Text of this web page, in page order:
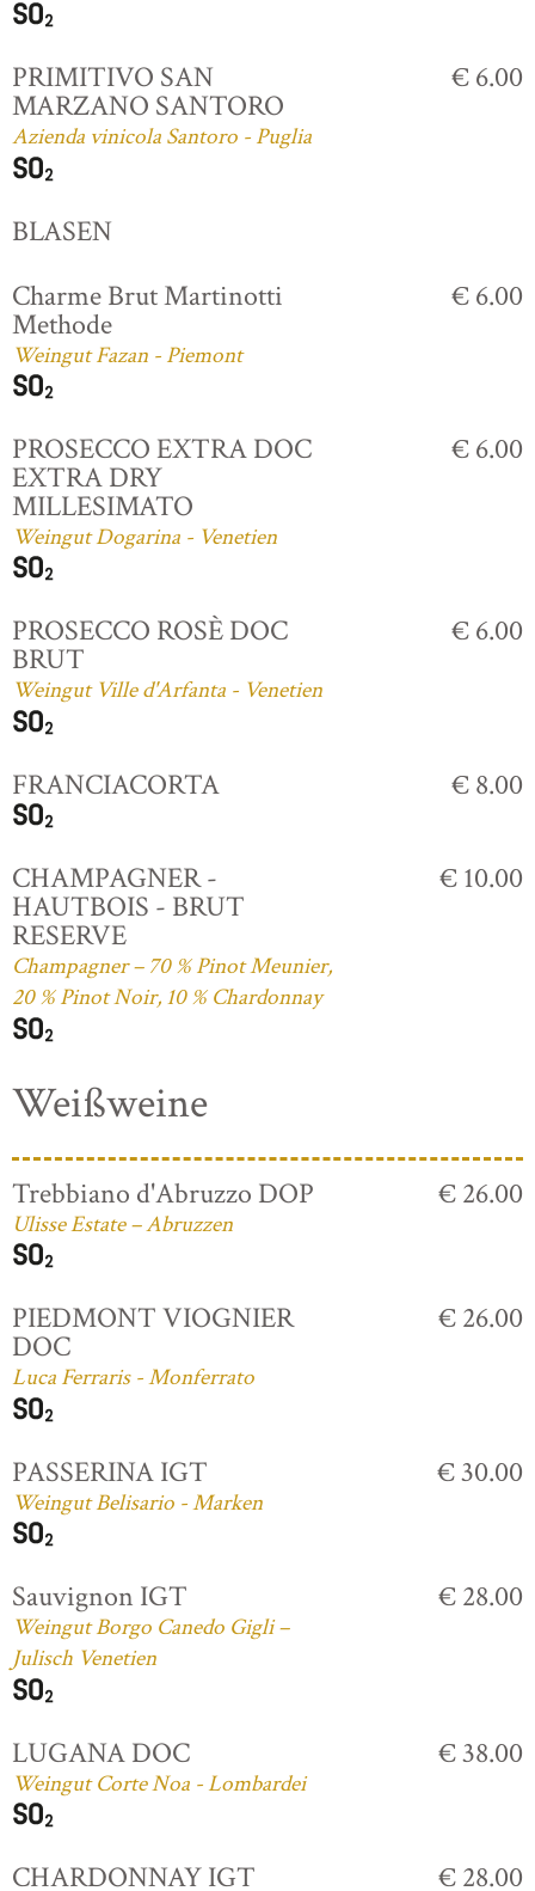
PRIMITIVO SAN
MARZANO SANTORO
Azienda vinicola Santoro - Puglia
€ 6.00
BLASEN
Charme Brut Martinotti
Methode
Weingut Fazan - Piemont
€ 6.00
PROSECCO EXTRA DOC
EXTRA DRY
MILLESIMATO
Weingut Dogarina - Venetien
€ 6.00
PROSECCO ROSÈ DOC
BRUT
Weingut Ville d'Arfanta - Venetien
€ 6.00
FRANCIACORTA € 8.00
CHAMPAGNER -
HAUTBOIS - BRUT
RESERVE
Champagner – 70 % Pinot Meunier,
20 % Pinot Noir, 10 % Chardonnay
€ 10.00
Weißweine
Trebbiano d'Abruzzo DOP
Ulisse Estate – Abruzzen
€ 26.00
PIEDMONT VIOGNIER
DOC
Luca Ferraris - Monferrato
€ 26.00
PASSERINA IGT
Weingut Belisario - Marken
€ 30.00
Sauvignon IGT
Weingut Borgo Canedo Gigli –
Julisch Venetien
€ 28.00
LUGANA DOC
Weingut Corte Noa - Lombardei
€ 38.00
CHARDONNAY IGT € 28.00